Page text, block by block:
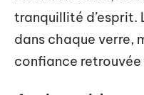
tranquillité d’esprit.
dans chaque verre,
confiance retrouvée